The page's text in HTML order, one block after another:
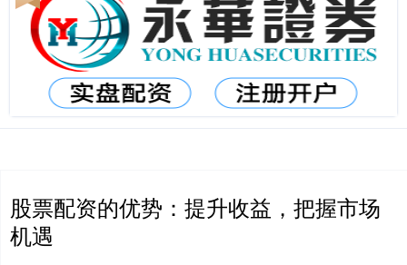
股票配资的优势：提升收益，把握市场
机遇